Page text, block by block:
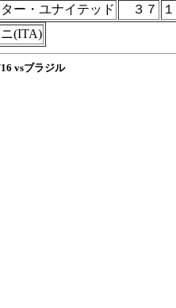
ー・ユナイテッド ３７
(ITA)
vsブラジル